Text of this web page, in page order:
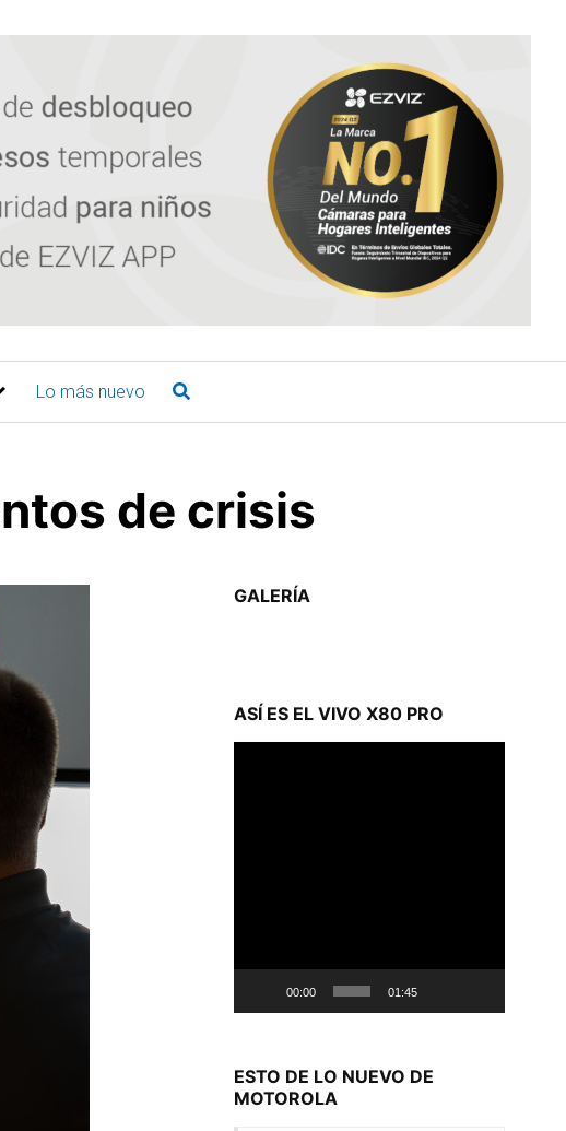
Lo más nuevo
de crisis
GALERÍA
ASÍ ES EL VIVO X80 PRO
00:00 01:45
ESTO DE LO NUEVO DE
MOTOROLA